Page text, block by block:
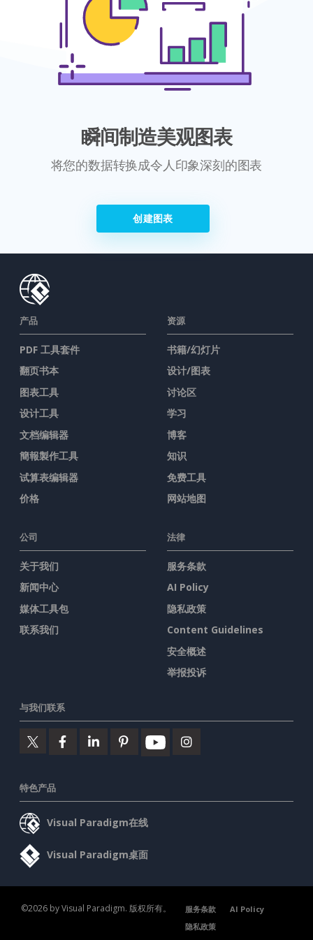
瞬间制造美观图表
将您的数据转换成令人印象深刻的图表
创建图表
产品
PDF 工具套件
翻页书本
图表工具
设计工具
文档编辑器
簡報製作工具
试算表编辑器
价格
资源
书籍/幻灯片
设计/图表
讨论区
学习
博客
知识
免费工具
网站地图
公司
关于我们
新闻中心
媒体工具包
联系我们
法律
服务条款
AI Policy
隐私政策
Content Guidelines
安全概述
举报投诉
与我们联系
特色产品
Visual Paradigm在线
Visual Paradigm桌面
©2026 by Visual Paradigm. 版权所有。 服务条款
AI Policy
隐私政策